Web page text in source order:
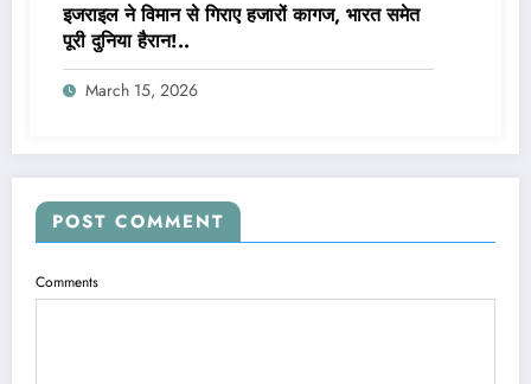
इजराइल ने विमान से गिराए हजारों कागज, भारत समेत
पूरी दुनिया हैरान!..
March 15, 2026
POST COMMENT
Comments